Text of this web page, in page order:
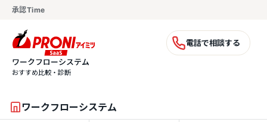
承認Time
電話で相談する
ワークフローシステム
おすすめ比較・診断
ワークフローシステム